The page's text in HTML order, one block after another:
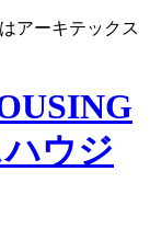
アーキテックス